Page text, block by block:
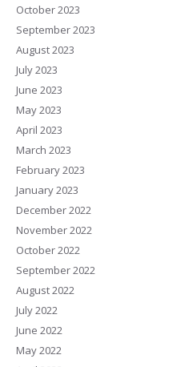
October 2023
September 2023
August 2023
July 2023
June 2023
May 2023
April 2023
March 2023
February 2023
January 2023
December 2022
November 2022
October 2022
September 2022
August 2022
July 2022
June 2022
May 2022